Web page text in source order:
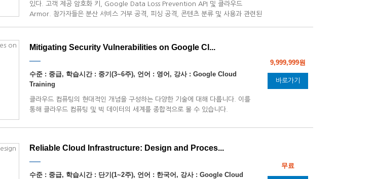
있다. 고객 제공 암호화 키, Google Data Loss Prevention API 및 클라우드
Armor. 참가자들은 분산 서비스 거부 공격, 피싱 공격, 콘텐츠 분류 및 사용과 관련된
Mitigating Security Vulnerabilities on Google Cl...
수준 : 중급, 학습시간 : 중기(3~6주), 언어 : 영어, 강사 : Google Cloud
Training
클라우드 컴퓨팅의 현대적인 개념을 구성하는 다양한 기술에 대해 다룹니다. 이를
통해 클라우드 컴퓨팅 및 빅 데이터의 세계를 종합적으로 볼 수 있습니다.
9,999,999원
바로가기
Reliable Cloud Infrastructure: Design and Proces...
수준 : 중급, 학습시간 : 단기(1~2주), 언어 : 한국어, 강사 : Google Cloud
무료